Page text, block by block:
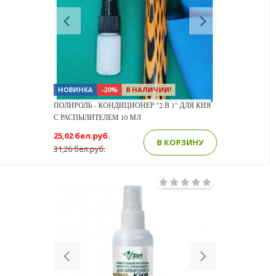
Previous Next
НОВИНКА -20% В НАЛИЧИИ!
ПОЛИРОЛЬ - КОНДИЦИОНЕР "2 В 1" ДЛЯ КИЯ
С РАСПЫЛИТЕЛЕМ 10 МЛ
31,26 бел.руб.
25,02 бел.руб.
В КОРЗИНУ